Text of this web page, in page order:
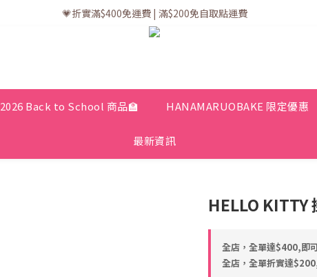
💗訂單一般送貨時間為3至5個工作天 (星期六、日及公眾假期並非工作天)
💗折實滿$400免運費 | 滿$200免自取點運費
💗立即下載全新會員APP享有專屬會員禮遇
2026 Back to School 商品🏫 HANAMARUOBAKE 限定優惠
最新資訊
HELLO KITTY
全店，全單達$400,即
全店，全單折實達